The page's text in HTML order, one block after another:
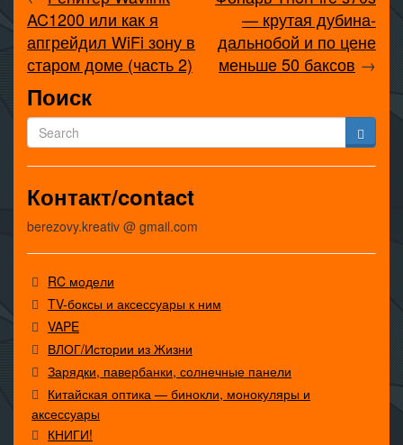
AC1200 или как я
апгрейдил WiFi зону в
старом доме (часть 2)
— крутая дубина-
дальнобой и по цене
меньше 50 баксов →
Поиск
Контакт/contact
berezovy.kreativ @ gmail.com
RC модели
TV-боксы и аксессуары к ним
VAPE
ВЛОГ/Истории из Жизни
Зарядки, павербанки, солнечные панели
Китайская оптика — бинокли, монокуляры и
аксессуары
КНИГИ!